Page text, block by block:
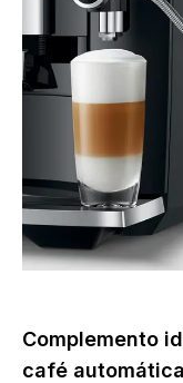
Complemento
café